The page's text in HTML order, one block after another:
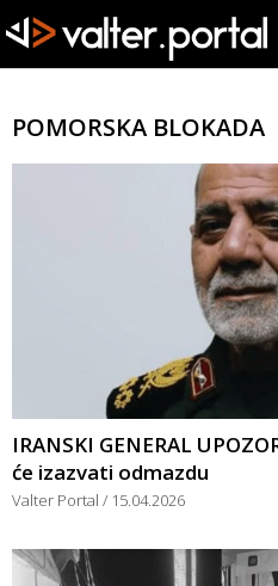
POMORSKA BLOKADA
IRANSKI GENERAL
će izazvati odmazdu
Valter Portal 15.04.2026